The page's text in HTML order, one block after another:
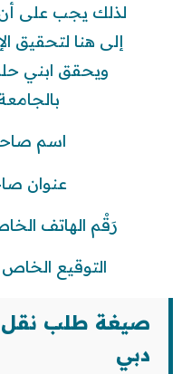
لذلك يجب على
إلى هنا لتحقيق
ويحقق ابني
اسم
عنوان
رَقْم الهاتف
التوقيع
صيغة طلب نقل
دبي